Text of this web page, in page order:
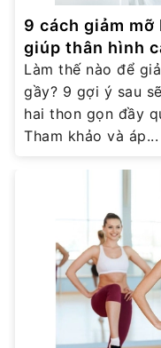
9 cách giảm
giúp thân hình
Làm thế nào để
gầy? 9 gợi ý sau
hai thon gọn đầy
Tham khảo và áp...